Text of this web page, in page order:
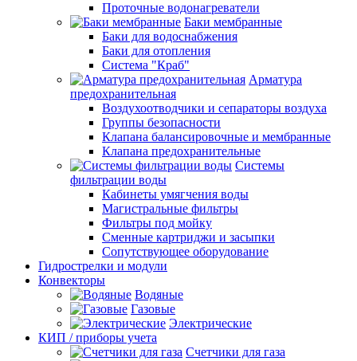
Проточные водонагреватели
Баки мембранные
Баки для водоснабжения
Баки для отопления
Система "Краб"
Арматура
предохранительная
Воздухоотводчики и сепараторы воздуха
Группы безопасности
Клапана балансировочные и мембранные
Клапана предохранительные
Системы
фильтрации воды
Кабинеты умягчения воды
Магистральные фильтры
Фильтры под мойку
Сменные картриджи и засыпки
Сопутствующее оборудование
Гидрострелки и модули
Конвекторы
Водяные
Газовые
Электрические
КИП / приборы учета
Счетчики для газа